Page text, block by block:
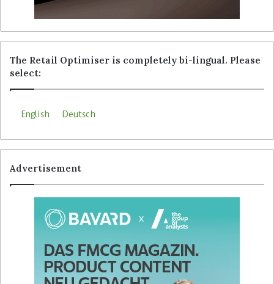
The Retail Optimiser is completely bi-lingual. Please
select:
English Deutsch
Advertisement